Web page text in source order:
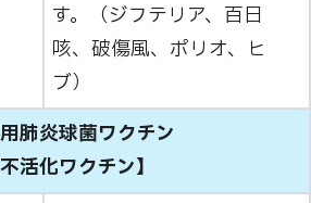
す。（ジフテリア、百日
咳、破傷風、ポリオ、ヒ
ブ）
肺炎球菌ワクチン
不活化ワクチン】